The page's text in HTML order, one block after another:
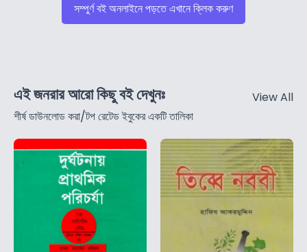
সম্পুর্ণ বই অনলাইনে পড়তে এখানে ক্লিক করুণ
এই জনরার আরো কিছু বই দেখুনঃ
শীর্ষ ডাউনলোড করা/টপ রেটেড ইবুকের একটি তালিকা
View All